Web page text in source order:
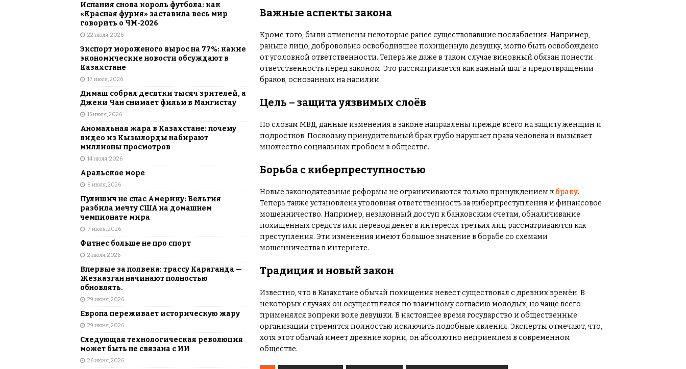
Важные аспекты закона
Кроме того, были отменены некоторые ранее существовавшие послабления. Например,
раньше лицо, добровольно освободившее похищенную девушку, могло быть освобождено
от уголовной ответственности. Теперь же даже в таком случае виновный обязан понести
ответственность перед законом. Это рассматривается как важный шаг в предотвращении
браков, основанных на насилии.
Цель – защита уязвимых слоёв
По словам МВД, данные изменения в законе направлены прежде всего на защиту женщин и
подростков. Поскольку принудительный брак грубо нарушает права человека и вызывает
множество социальных проблем в обществе.
Борьба с киберпреступностью
Новые законодательные реформы не ограничиваются только принуждением кбраку.
Теперь также установлена уголовная ответственность за киберпреступления и финансовое
мошенничество. Например, незаконный доступ к банковским счетам, обналичивание
похищенных средств или перевод денег в интересах третьих лиц рассматриваются как
преступления. Эти изменения имеют большое значение в борьбе со схемами
мошенничества в интернете.
Традиция и новый закон
Известно, что в Казахстане обычай похищения невест существовал с древних времён. В
некоторых случаях он осуществлялся по взаимному согласию молодых, но чаще всего
применялся вопреки воле девушки. В настоящее время государство и общественные
организации стремятся полностью исключить подобные явления. Эксперты отмечают, что,
хотя этот обычай имеет древние корни, он абсолютно неприемлем в современном
обществе.
Испания снова король футбола: как
«Красная фурия» заставила весь мир
говорить о ЧМ-2026
22 июля, 2026
Экспорт мороженого вырос на 77%: какие
экономические новости обсуждают в
Казахстане
17 июля, 2026
Димаш собрал десятки тысяч зрителей, а
Джеки Чан снимает фильм в Мангистау
15 июля, 2026
Аномальная жара в Казахстане: почему
видео из Кызылорды набирают
миллионы просмотров
14 июля, 2026
Аральское море
8 июля, 2026
Пулишич не спас Америку: Бельгия
разбила мечту США на домашнем
чемпионате мира
7 июля, 2026
Фитнес больше не про спорт
2 июля, 2026
Впервые за полвека: трассу Караганда —
Жезказган начинают полностью
обновлять.
29 июня, 2026
Европа переживает историческую жару
29 июня, 2026
Следующая технологическая революция
может быть не связана с ИИ
26 июня, 2026